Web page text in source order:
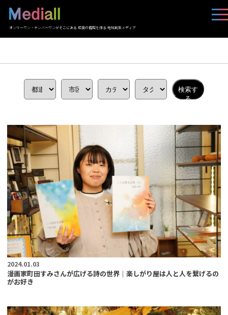
オンリーワン・ナンバーワンがそこにある 応援の循環を作る 地域創生メディア
検索す
る
2024.01.03
漫画家町田すみさんが広げる詩の世界｜楽しがり屋は人と人を繋げるの
がお好き